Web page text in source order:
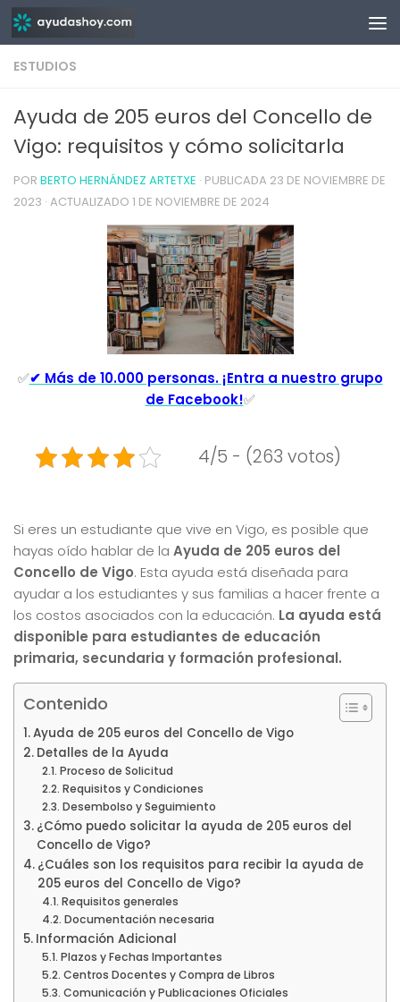
Saltar al contenido
ESTUDIOS
Ayuda de 205 euros del Concello de
Vigo: requisitos y cómo solicitarla
POR BERTO HERNÁNDEZ ARTETXE · PUBLICADA 23 DE NOVIEMBRE DE
2023 · ACTUALIZADO 1 DE NOVIEMBRE DE 2024
✅✔ Más de 10.000 personas. ¡Entra a nuestro grupo
de Facebook!✅
4/5 - (263 votos)
Si eres un estudiante que vive en Vigo, es posible que
hayas oído hablar de la Ayuda de 205 euros del
Concello de Vigo. Esta ayuda está diseñada para
ayudar a los estudiantes y sus familias a hacer frente a
los costos asociados con la educación. La ayuda está
disponible para estudiantes de educación
primaria, secundaria y formación profesional.
Contenido
Ayuda de 205 euros del Concello de Vigo
Detalles de la Ayuda
Proceso de Solicitud
Requisitos y Condiciones
Desembolso y Seguimiento
¿Cómo puedo solicitar la ayuda de 205 euros del
Concello de Vigo?
¿Cuáles son los requisitos para recibir la ayuda de
205 euros del Concello de Vigo?
Requisitos generales
Documentación necesaria
Información Adicional
Plazos y Fechas Importantes
Centros Docentes y Compra de Libros
Comunicación y Publicaciones Oficiales